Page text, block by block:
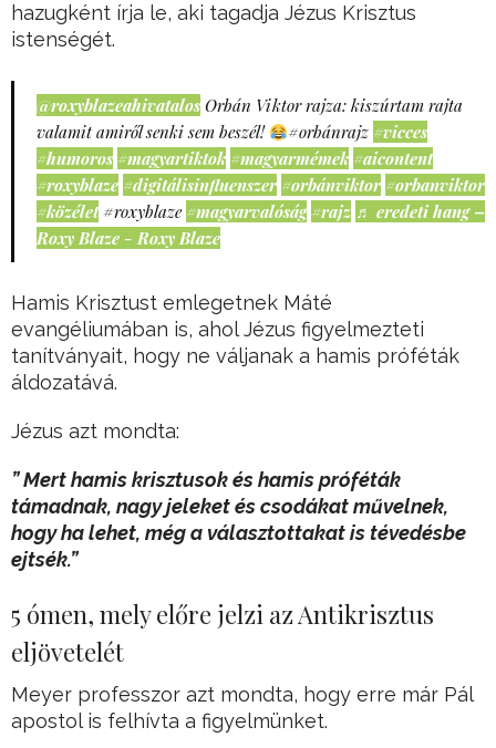
hazugként írja le, aki tagadja Jézus Krisztus
istenségét.
@roxyblazeahivatalos Orbán Viktor rajza: kiszúrtam rajta
valamit amiről senki sem beszél!
#orbánrajz #vicces
#humoros #magyartiktok #magyarmémek #aicontent
#roxyblaze #digitálisinfluenszer #orbánviktor #orbanviktor
#közélet #roxyblaze #magyarvalóság #rajz ♬ eredeti hang –
Roxy Blaze - Roxy Blaze
Hamis Krisztust emlegetnek Máté
evangéliumában is, ahol Jézus figyelmezteti
tanítványait, hogy ne váljanak a hamis próféták
áldozatává.
Jézus azt mondta:
” Mert hamis krisztusok és hamis próféták
támadnak, nagy jeleket és csodákat művelnek,
hogy ha lehet, még a választottakat is tévedésbe
ejtsék.”
5 ómen, mely előre jelzi az Antikrisztus
eljövetelét
Meyer professzor azt mondta, hogy erre már Pál
apostol is felhívta a figyelmünket.